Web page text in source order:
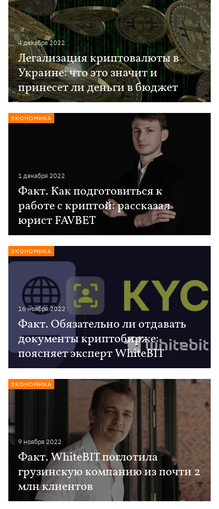
4 декабря 2022
Легализация криптовалюты в
Украине: что это значит и
принесет ли деньги в бюджет
1 декабря 2022
Факт. Как подготовиться к
работе с криптой: рассказал
юрист FAVBET
ЭКОНОМИКА
16 ноября 2022
Факт. Обязательно ли отдавать
документы криптобирже:
поясняет эксперт WhiteBIT
ЭКОНОМИКА
9 ноября 2022
Факт. WhiteBIT поглотила
грузинскую компанию из почти 2
млн клиентов
ЭКОНОМИКА